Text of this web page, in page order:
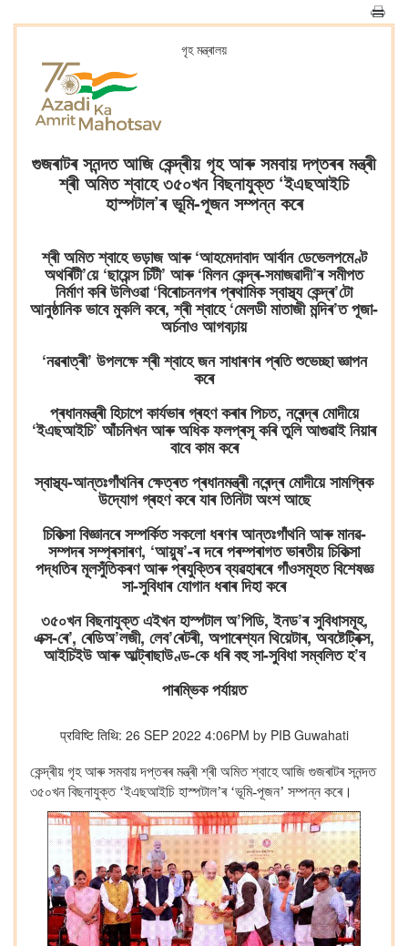
গৃহ মন্ত্ৰালয়
গুজৰাটৰ সনন্দত আজি কেন্দ্ৰীয় গৃহ আৰু সমবায় দপ্তৰৰ মন্ত্ৰী
শ্ৰী অমিত শ্বাহে ৩৫০খন বিছনাযুক্ত ‘ইএছআইচি
হাস্পটাল’ৰ ভূমি-পূজন সম্পন্ন কৰে
শ্ৰী অমিত শ্বাহে ভড়াজ আৰু ‘আহমেদাবাদ আৰ্বান ডেভেলপমেণ্ট
অথৰিটী’য়ে ‘ছায়েন্স চিটী’ আৰু ‘মিলন কেন্দ্ৰ-সমাজৱাদী’ৰ সমীপত
নিৰ্মাণ কৰি উলিওৱা ‘বিৰোচননগৰ প্ৰথামিক স্বাস্থ্য কেন্দ্ৰ’টো
আনুষ্ঠানিক ভাবে মুকলি কৰে, শ্ৰী শ্বাহে ‘মেলডী মাতাজী মন্দিৰ’ত পূজা-
অৰ্চনাও আগবঢ়ায়
‘নৱৰাত্ৰী’ উপলক্ষে শ্ৰী শ্বাহে জন সাধাৰণৰ প্ৰতি শুভেচ্ছা জ্ঞাপন
কৰে
প্ৰধানমন্ত্ৰী হিচাপে কাৰ্যভাৰ গ্ৰহণ কৰাৰ পিচত, নৰেন্দ্ৰ মোদীয়ে
‘ইএছআইচি’ আঁচনিখন আৰু অধিক ফলপ্ৰসূ কৰি তুলি আগুৱাই নিয়াৰ
বাবে কাম কৰে
স্বাস্থ্য-আন্তঃগাঁথনিৰ ক্ষেত্ৰত প্ৰধানমন্ত্ৰী নৰেন্দ্ৰ মোদীয়ে সামগ্ৰিক
উদ্যোগ গ্ৰহণ কৰে যাৰ তিনিটা অংশ আছে
চিকিত্সা বিজ্ঞানৰে সম্পৰ্কিত সকলো ধৰণৰ আন্তঃগাঁথনি আৰু মানৱ-
সম্পদৰ সম্প্ৰসাৰণ, ‘আয়ুষ’-ৰ দৰে পৰম্পৰাগত ভাৰতীয় চিকিত্সা
পদ্ধতিৰ মূলসুঁতিকৰণ আৰু প্ৰযুক্তিৰ ব্যৱহাৰৰে গাঁওসমূহত বিশেষজ্ঞ
সা-সুবিধাৰ যোগান ধৰাৰ দিহা কৰে
৩৫০খন বিছনাযুক্ত এইখন হাস্পটাল অ’পিডি, ইনড’ৰ সুবিধাসমূহ,
এক্স-ৰে’, ৰেডিঅ’লজী, লেব’ৰেটৰী, অপাৰেশ্যন থিয়েটাৰ, অবষ্টেট্ৰিক্স,
আইচিইউ আৰু আল্ট্ৰাছাউণ্ড-কে ধৰি বহু সা-সুবিধা সম্বলিত হ’ব
পাৰম্ভিক পৰ্যায়ত
प्रविष्टि तिथि: 26 SEP 2022 4:06PM by PIB Guwahati
কেন্দ্ৰীয় গৃহ আৰু সমবায় দপ্তৰৰ মন্ত্ৰী শ্ৰী অমিত শ্বাহে আজি গুজৰাটৰ সনন্দত
৩৫০খন বিছনাযুক্ত ‘ইএছআইচি হাস্পটাল’ৰ ‘ভূমি-পূজন’ সম্পন্ন কৰে।